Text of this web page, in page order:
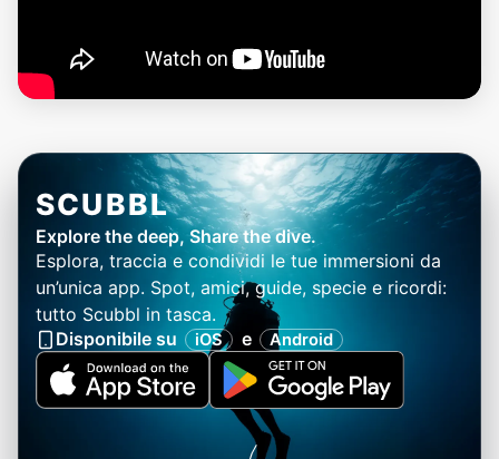
SCUBBL
Explore the deep, Share the dive.
Esplora, traccia e condividi le tue immersioni da
un’unica app. Spot, amici, guide, specie e ricordi:
tutto Scubbl in tasca.
Disponibile su
iOS e Android